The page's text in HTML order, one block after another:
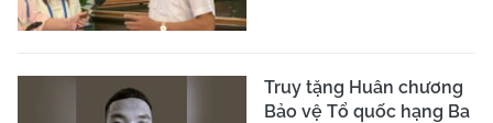
Truy tặng Huân chương
Bảo vệ Tổ quốc hạng Ba